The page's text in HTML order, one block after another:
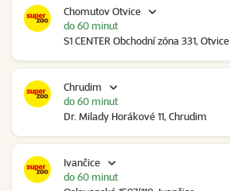
Chomutov Otvice
S1 CENTER Obchodní zóna 331, Otvice
do 60 minut
Chrudim
Dr. Milady Horákové 11, Chrudim
do 60 minut
Ivančice
do 60 minut